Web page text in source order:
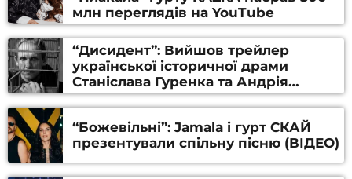
млн переглядів на YouTube
“Дисидент”: Вийшов трейлер
української історичної драми
Станіслава Гуренка та Андрія
Алфьорова (ВІДЕО)
“Божевільні”: Jamala і гурт СКАЙ
презентували спільну пісню (ВІДЕО)